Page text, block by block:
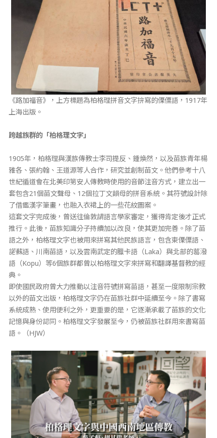
《路加福音》，上方標題為柏格理拼音文字拚寫的傈僳語，1917年
上海出版。
跨越族群的「柏格理文字」
1905年，柏格理與漢族傳教士李司提反、鍾煥然，以及苗族青年楊
雅各、張約翰、王道源等人合作，研究並創制苗文。他們參考十八
世紀循道會在北美印第安人傳教時使用的音節注音方式，建立出一
套包含21個苗文聲母、12個拉丁文韻母的拼音系統。其符號設計除
了借鑑漢字筆畫，也融入衣裙上的一些花紋圖案。
這套文字完成後，曾送往倫敦請語言學家審定，獲得肯定後才正式
推行。此後，苗族知識分子持續加以改良，使其更加完善。除了苗
語之外，柏格理文字也被用來拼寫其他民族語言，包含東傈僳語、
諾蘇語、川南苗語，以及雲南武定的臘卡語（Laka）與北部的葛潑
語（Kopu）等6個族群都曾以柏格理文字來拼寫和翻譯基督教的經
典。
即使國民政府曾大力推動以注音符號拼寫苗語，甚至一度限制宗教
以外的苗文出版，柏格理文字仍在苗族社群中延續至今。除了書寫
系統成熟、使用便利之外，更重要的是，它逐漸承載了苗族的文化
記憶與身份認同。柏格理文字發展至今，仍被苗族社群用來書寫苗
語。（HJW）